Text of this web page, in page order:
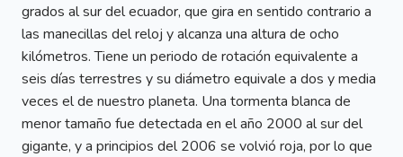
grados al sur del ecuador, que gira en sentido contrario a
las manecillas del reloj y alcanza una altura de ocho
kilómetros. Tiene un periodo de rotación equivalente a
seis días terrestres y su diámetro equivale a dos y media
veces el de nuestro planeta. Una tormenta blanca de
menor tamaño fue detectada en el año 2000 al sur del
gigante, y a principios del 2006 se volvió roja, por lo que